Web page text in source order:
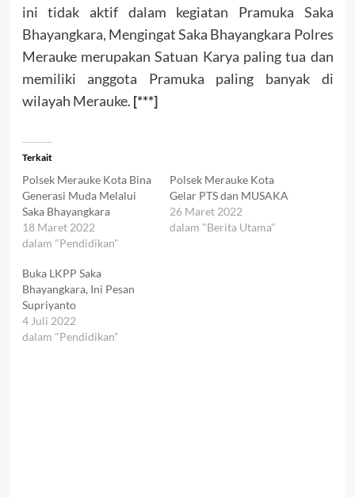
ini tidak aktif dalam kegiatan Pramuka Saka
Bhayangkara, Mengingat Saka Bhayangkara Polres
Merauke merupakan Satuan Karya paling tua dan
memiliki anggota Pramuka paling banyak di
wilayah Merauke. [***]
Terkait
Polsek Merauke Kota Bina
Generasi Muda Melalui
Saka Bhayangkara
18 Maret 2022
dalam "Pendidikan"
Polsek Merauke Kota
Gelar PTS dan MUSAKA
26 Maret 2022
dalam "Berita Utama"
Buka LKPP Saka
Bhayangkara, Ini Pesan
Supriyanto
4 Juli 2022
dalam "Pendidikan"